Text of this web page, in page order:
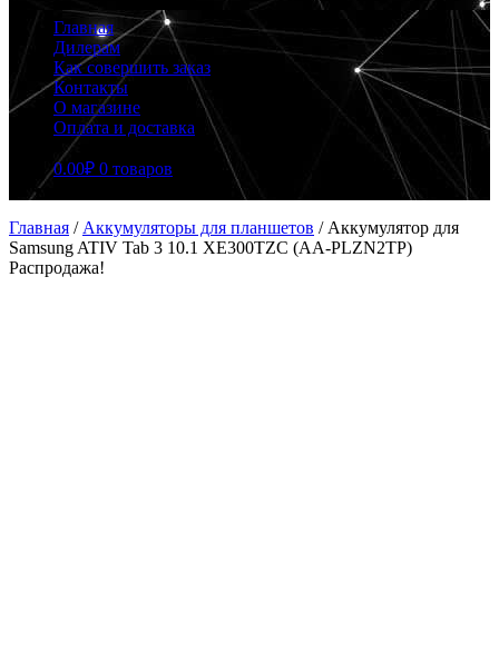
Главная
Дилерам
Как совершить заказ
Контакты
О магазине
Оплата и доставка
0.00₽ 0 товаров
Главная / Аккумуляторы для планшетов / Аккумулятор для
Samsung ATIV Tab 3 10.1 XE300TZC (AA-PLZN2TP)
Распродажа!